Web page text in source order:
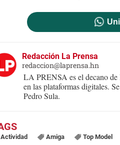
Redacción La Prensa
redaccion@laprensa.hn
LA PRENSA es el decano de
en las plataformas digitales.
Pedro Sula.
Actividad Amiga Top Model